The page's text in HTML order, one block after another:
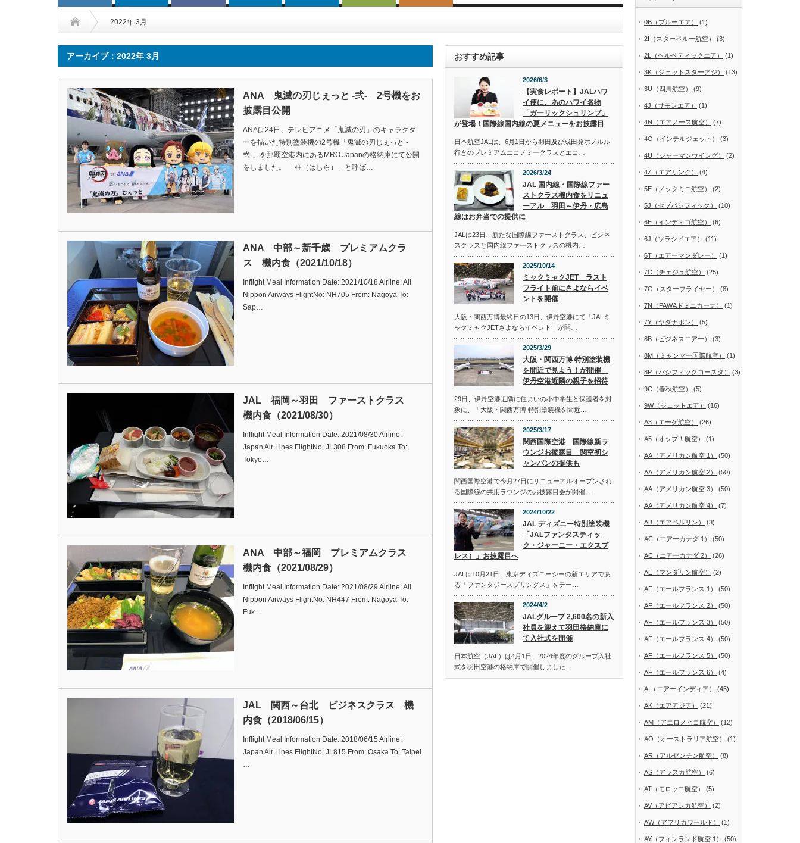
2022年 3月
アーカイブ：2022年 3月
ANA 鬼滅の刃じぇっと -弐- 2号機をお
披露目公開
ANAは24日、テレビアニメ「鬼滅の刃」のキャラクタ
ーを描いた特別塗装機の2号機「鬼滅の刃じぇっと -
弐-」を那覇空港内にあるMRO Japanの格納庫にて公開
をしました。 「柱（はしら）」と呼ば…
ANA 中部～新千歳 プレミアムクラ
ス 機内食（2021/10/18）
Inflight Meal Information Date: 2021/10/18 Airline: All
Nippon Airways FlightNo: NH705 From: Nagoya To:
Sap…
JAL 福岡～羽田 ファーストクラス
機内食（2021/08/30）
Inflight Meal Information Date: 2021/08/30 Airline:
Japan Air Lines FlightNo: JL308 From: Fukuoka To:
Tokyo…
ANA 中部～福岡 プレミアムクラス
機内食（2021/08/29）
Inflight Meal Information Date: 2021/08/29 Airline: All
Nippon Airways FlightNo: NH447 From: Nagoya To:
Fuk…
JAL 関西～台北 ビジネスクラス 機
内食（2018/06/15）
Inflight Meal Information Date: 2018/06/15 Airline:
Japan Air Lines FlightNo: JL815 From: Osaka To: Taipei
…
おすすめ記事
2026/6/3
【実食レポート】JALハワ
イ便に、あのハワイ名物
「ガーリックシュリンプ」
が登場！国際線国内線の夏メニューをお披露目
日本航空JALは、6月1日から羽田及び成田発ホノルル
行きのプレミアムエコノミークラスとエコ…
2026/3/24
JAL 国内線・国際線ファー
ストクラス機内食をリニュ
ーアル 羽田～伊丹・広島
線はお弁当での提供に
JALは23日、新たな国際線ファーストクラス、ビジネ
スクラスと国内線ファーストクラスの機内…
2025/10/14
ミャクミャクJET ラスト
フライト前にさよならイベ
ントを開催
大阪・関西万博最終日の13日、伊丹空港にて「JALミ
ャクミャクJETさよならイベント」が開…
2025/3/29
大阪・関西万博 特別塗装機
を間近で見よう！が開催
伊丹空港近隣の親子を招待
29日、伊丹空港近隣に住まいの小中学生と保護者を対
象に、「大阪・関西万博 特別塗装機を間近…
2025/3/17
関西国際空港 国際線新ラ
ウンジお披露目 関空初シ
ャンパンの提供も
関西国際空港で今月27日にリニューアルオープンされ
る国際線の共用ラウンジのお披露目会が開催…
2024/10/22
JAL ディズニー特別塗装機
「JALファンタスティッ
ク・ジャーニー・エクスプ
レス）」お披露目へ
JALは10月21日、東京ディズニーシーの新エリアであ
る「ファンタジースプリングス」をテー…
2024/4/2
JALグループ 2,600名の新入
社員を迎えて羽田格納庫に
て入社式を開催
日本航空（JAL）は4月1日、2024年度のグループ入社
式を羽田空港の格納庫で開催しました…
0B（ブルーエア） (1)
2I（スターペルー航空） (3)
2L（ヘルベティックエア） (1)
3K（ジェットスターアジ） (13)
3U（四川航空） (9)
4J（サモンエア） (1)
4N（エアノース航空） (7)
4O（インテルジェット） (3)
4U（ジャーマンウイング） (2)
4Z（エアリンク） (4)
5E（ノックミニ航空） (2)
5J（セブパシフィック） (10)
6E（インディゴ航空） (6)
6J（ソラシドエア） (11)
6T（エアーマンダレー） (1)
7C（チェジュ航空） (25)
7G（スターフライヤー） (8)
7N（PAWAドミニカーナ） (1)
7Y（ヤダナポン） (5)
8B（ビジネスエアー） (3)
8M（ミャンマー国際航空） (1)
8P（パシフィックコースタ） (3)
9C（春秋航空） (5)
9W（ジェットエア） (16)
A3（エーゲ航空） (26)
A5（オップ！航空） (1)
AA（アメリカン航空 1） (50)
AA（アメリカン航空 2） (50)
AA（アメリカン航空 3） (50)
AA（アメリカン航空 4） (7)
AB（エアベルリン） (3)
AC（エアーカナダ 1） (50)
AC（エアーカナダ 2） (26)
AE（マンダリン航空） (2)
AF（エールフランス 1） (50)
AF（エールフランス 2） (50)
AF（エールフランス 3） (50)
AF（エールフランス 4） (50)
AF（エールフランス 5） (50)
AF（エールフランス 6） (4)
AI（エアーインディア） (45)
AK（エアアジア） (21)
AM（アエロメヒコ航空） (12)
AO（オーストラリア航空） (1)
AR（アルゼンチン航空） (8)
AS（アラスカ航空） (6)
AT（モロッコ航空） (5)
AV（アビアンカ航空） (2)
AW（アフリカワールド） (1)
AY（フィンランド航空 1） (50)